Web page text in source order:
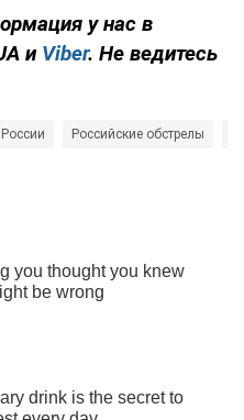
у нас в
и Viber. Не ведитесь
Российские обстрелы